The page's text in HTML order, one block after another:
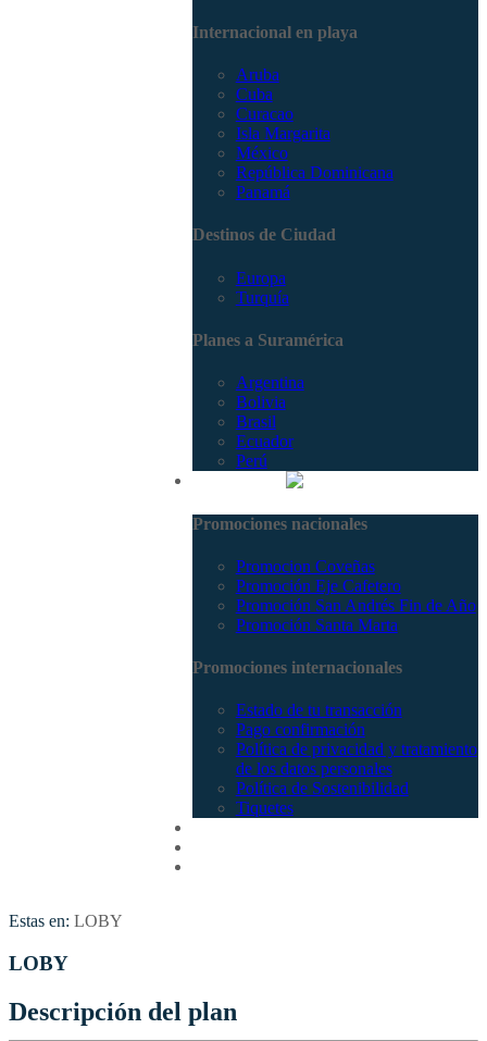
Internacional en playa
Aruba
Cuba
Curacao
Isla Margarita
México
República Dominicana
Panamá
Destinos de Ciudad
Europa
Turquía
Planes a Suramérica
Argentina
Bolivia
Brasil
Ecuador
Perú
Promociones nacionales
Promocion Coveñas
Promoción Eje Cafetero
Promoción San Andrés Fin de Año
Promoción Santa Marta
Promociones internacionales
Estado de tu transacción
Pago confirmación
Política de privacidad y tratamiento
de los datos personales
Política de Sostenibilidad
Tiquetes
Estas en: LOBY
LOBY
Descripción del plan